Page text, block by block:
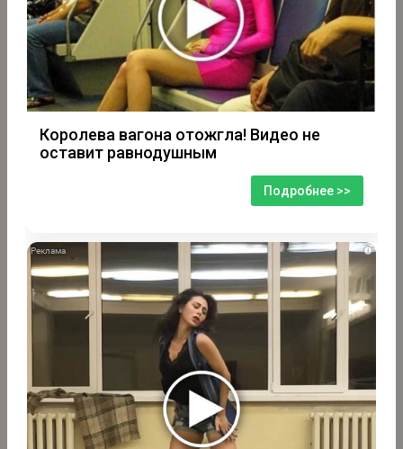
Королева вагона отожгла! Видео не
оставит равнодушным
Подробнее >>
i